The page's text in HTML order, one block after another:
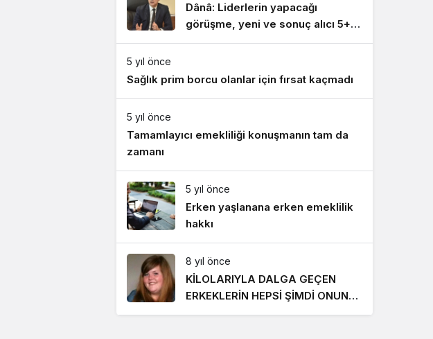
Dânâ: Liderlerin yapacağı
görüşme, yeni ve sonuç alıcı 5+1
toplantısına hazırlık niteliği taşıyor
5 yıl önce
Sağlık prim borcu olanlar için fırsat kaçmadı
5 yıl önce
Tamamlayıcı emekliliği konuşmanın tam da
zamanı
5 yıl önce
Erken yaşlanana erken emeklilik
hakkı
8 yıl önce
KİLOLARIYLA DALGA GEÇEN
ERKEKLERİN HEPSİ ŞİMDİ ONUN
PEŞİNDE! SON HALİ İNANILMAZ